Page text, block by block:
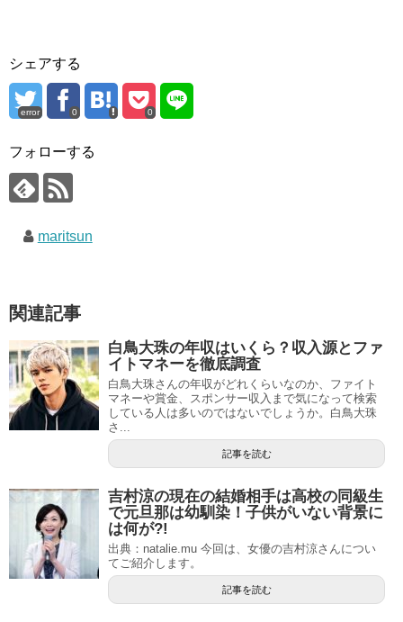
シェアする
error 0 0
フォローする
maritsun
関連記事
白鳥大珠の年収はいくら？収入源とファ
イトマネーを徹底調査
白鳥大珠さんの年収がどれくらいなのか、ファイト
マネーや賞金、スポンサー収入まで気になって検索
している人は多いのではないでしょうか。白鳥大珠
さ...
記事を読む
吉村涼の現在の結婚相手は高校の同級生
で元旦那は幼馴染！子供がいない背景に
は何が?!
出典：natalie.mu 今回は、女優の吉村涼さんについ
てご紹介します。
記事を読む